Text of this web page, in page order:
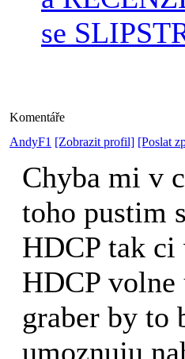
se
Komentáře
AndyF1 [Zobrazit profil] [Poslat
Chyba mi v
toho pustim
HDCP tak ci
HDCP
graber by to
umoznuju